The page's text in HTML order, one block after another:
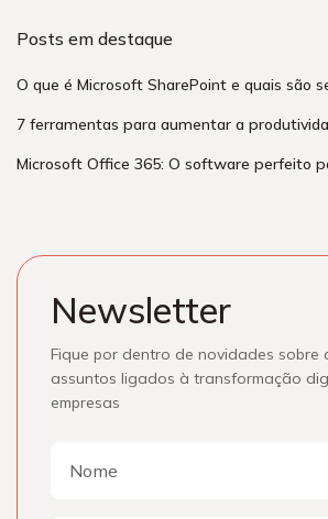
Posts em destaque
O que é Microsoft SharePoint e quais são
7 ferramentas para aumentar a
Microsoft Office 365: O software perfeito
Newsletter
Fique por dentro de novidades sobre
assuntos ligados à transformação
empresas